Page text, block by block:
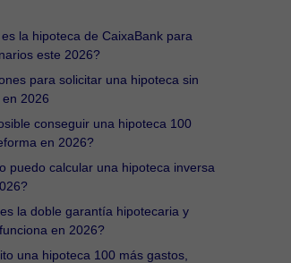
la hipoteca de CaixaBank para
este 2026?
para solicitar una hipoteca sin
2026
conseguir una hipoteca 100
en 2026?
puedo calcular una hipoteca inversa
la doble garantía hipotecaria y
en 2026?
una hipoteca 100 más gastos,